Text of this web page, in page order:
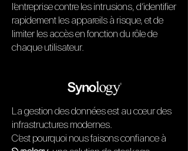
l’entreprise contre les intrusions, d’identifier
rapidement les appareils à risque, et de
limiter les accès en fonction du rôle de
chaque utilisateur.
La gestion des données est au cœur des
infrastructures modernes.
C’est pourquoi nous faisons confiance à